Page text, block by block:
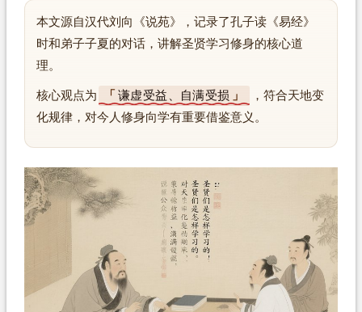
本文源自汉代刘向《说苑》，记录了孔子读《易经》
时和弟子子夏的对话，讲解圣贤学习修身的核心道
理。
核心观点为 谦虚受益、自满受损
，符合天地变
化规律，对今人修身向学有重要借鉴意义。